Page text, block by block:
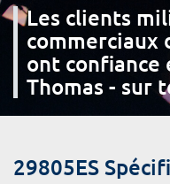
Les clients
commerciaux
ont confiance
Thomas - sur
29805ES